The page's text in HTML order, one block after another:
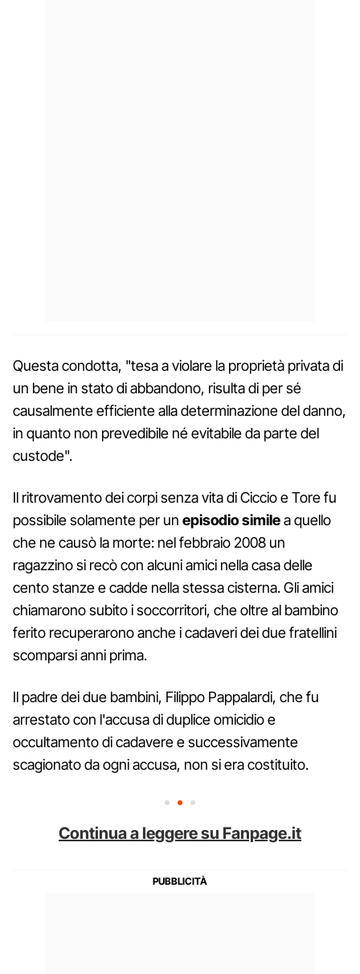
Questa condotta, "tesa a violare la proprietà privata di
un bene in stato di abbandono, risulta di per sé
causalmente efficiente alla determinazione del danno,
in quanto non prevedibile né evitabile da parte del
custode".
Il ritrovamento dei corpi senza vita di Ciccio e Tore fu
possibile solamente per un episodio similea quello
che ne causò la morte: nel febbraio 2008 un
ragazzino si recò con alcuni amici nella casa delle
cento stanze e cadde nella stessa cisterna. Gli amici
chiamarono subito i soccorritori, che oltre al bambino
ferito recuperarono anche i cadaveri dei due fratellini
scomparsi anni prima.
Il padre dei due bambini, Filippo Pappalardi, che fu
arrestato con l'accusa di duplice omicidio e
occultamento di cadavere e successivamente
scagionato da ogni accusa, non si era costituito.
Continua a leggere su Fanpage.it